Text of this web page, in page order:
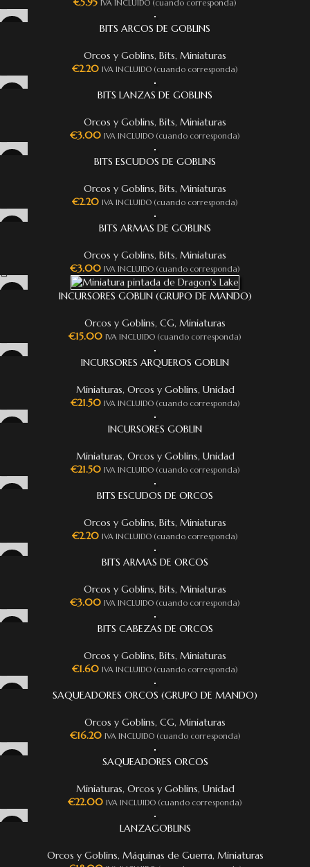
IVA INCLUIDO (cuando corresponda)
BITS ARCOS DE GOBLINS
Orcos y Goblins, Bits, Miniaturas
€2.20 IVA INCLUIDO (cuando corresponda)
BITS LANZAS DE GOBLINS
Orcos y Goblins, Bits, Miniaturas
€3.00 IVA INCLUIDO (cuando corresponda)
BITS ESCUDOS DE GOBLINS
Orcos y Goblins, Bits, Miniaturas
€2.20 IVA INCLUIDO (cuando corresponda)
BITS ARMAS DE GOBLINS
Orcos y Goblins, Bits, Miniaturas
€3.00 IVA INCLUIDO (cuando corresponda)
INCURSORES GOBLIN (GRUPO DE MANDO)
Orcos y Goblins, CG, Miniaturas
€15.00 IVA INCLUIDO (cuando corresponda)
INCURSORES ARQUEROS GOBLIN
Miniaturas, Orcos y Goblins, Unidad
€21.50 IVA INCLUIDO (cuando corresponda)
INCURSORES GOBLIN
Miniaturas, Orcos y Goblins, Unidad
€21.50 IVA INCLUIDO (cuando corresponda)
BITS ESCUDOS DE ORCOS
Orcos y Goblins, Bits, Miniaturas
€2.20 IVA INCLUIDO (cuando corresponda)
BITS ARMAS DE ORCOS
Orcos y Goblins, Bits, Miniaturas
€3.00 IVA INCLUIDO (cuando corresponda)
BITS CABEZAS DE ORCOS
Orcos y Goblins, Bits, Miniaturas
€1.60 IVA INCLUIDO (cuando corresponda)
SAQUEADORES ORCOS (GRUPO DE MANDO)
Orcos y Goblins, CG, Miniaturas
€16.20 IVA INCLUIDO (cuando corresponda)
SAQUEADORES ORCOS
Miniaturas, Orcos y Goblins, Unidad
€22.00 IVA INCLUIDO (cuando corresponda)
LANZAGOBLINS
Orcos y Goblins, Máquinas de Guerra, Miniaturas